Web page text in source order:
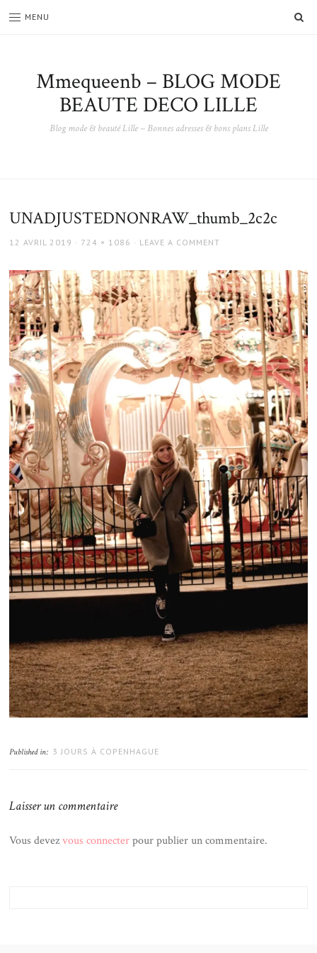
MENU
Mmequeenb – BLOG MODE
BEAUTE DECO LILLE
Blog mode & beauté Lille – Bonnes adresses & bons plans Lille
UNADJUSTEDNONRAW_thumb_2c2c
POSTED
12 AVRIL 2019
FULL
724 × 1086 LEAVE A COMMENT
Published in: 3 JOURS À COPENHAGUE
Laisser un commentaire
Vous devezvous connecterpour publier un commentaire.